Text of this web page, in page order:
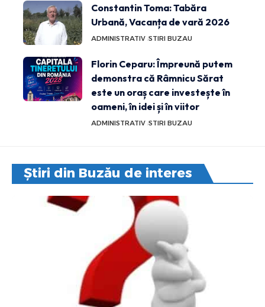
Constantin Toma: Tabăra
Urbană, Vacanța de vară 2026
ADMINISTRATIV STIRI BUZAU
Florin Ceparu: Împreună putem
demonstra că Râmnicu Sărat
este un oraș care investește în
oameni, în idei și în viitor
ADMINISTRATIV STIRI BUZAU
Știri din Buzău de interes